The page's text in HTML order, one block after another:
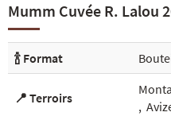
Mumm Cuvée R. Lalou
🍾 Format
📍 Terroirs
,